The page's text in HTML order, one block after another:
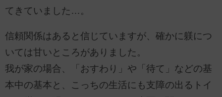
てきていました…。
信頼関係はあると信じていますが、確かに躾につ
いては甘いところがありました。
我が家の場合、「おすわり」や「待て」などの基
本中の基本と、こっちの生活にも支障の出るトイ